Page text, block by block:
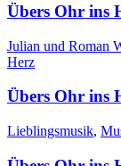
Übers Ohr ins
Julian und Roman
Herz
Übers Ohr ins
Lieblingsmusik,